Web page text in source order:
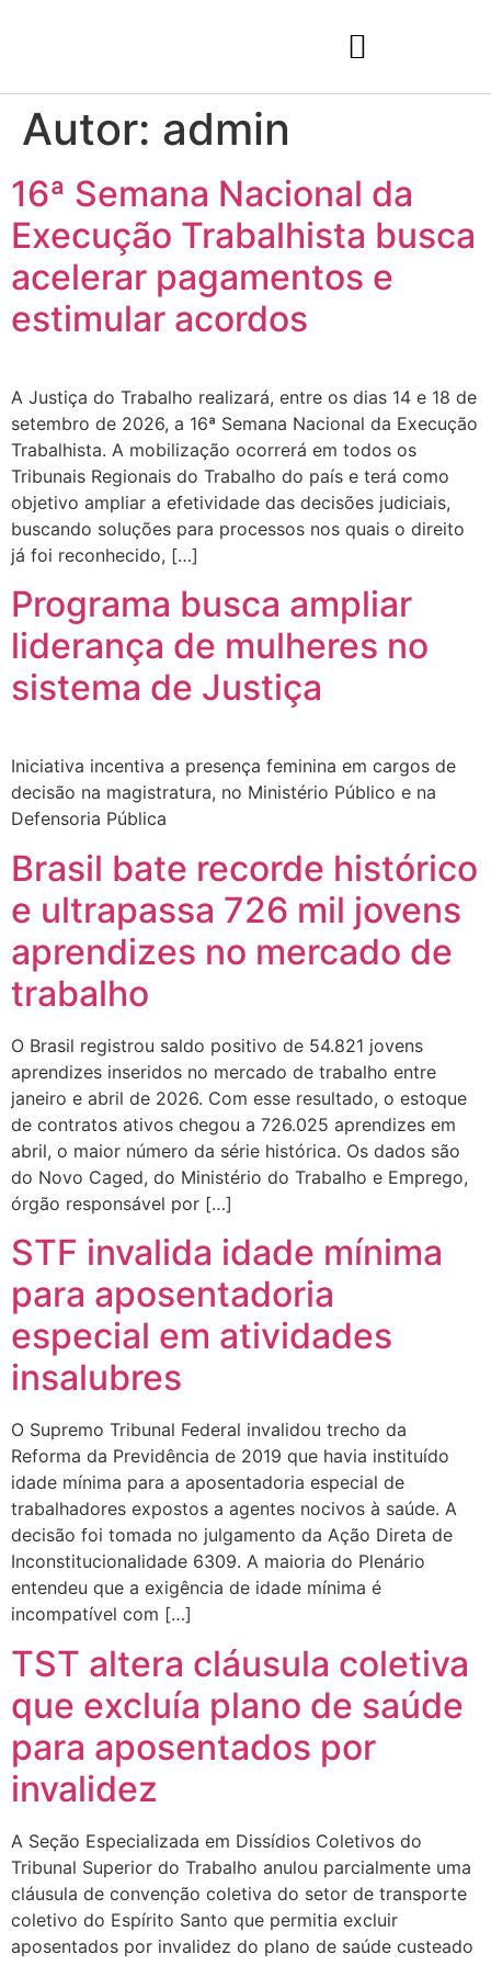
Autor: admin
16ª Semana Nacional da
Execução Trabalhista busca
acelerar pagamentos e
estimular acordos
A Justiça do Trabalho realizará, entre os dias 14 e 18 de
setembro de 2026, a 16ª Semana Nacional da Execução
Trabalhista. A mobilização ocorrerá em todos os
Tribunais Regionais do Trabalho do país e terá como
objetivo ampliar a efetividade das decisões judiciais,
buscando soluções para processos nos quais o direito
já foi reconhecido, […]
Programa busca ampliar
liderança de mulheres no
sistema de Justiça
Iniciativa incentiva a presença feminina em cargos de
decisão na magistratura, no Ministério Público e na
Defensoria Pública
Brasil bate recorde histórico
e ultrapassa 726 mil jovens
aprendizes no mercado de
trabalho
O Brasil registrou saldo positivo de 54.821 jovens
aprendizes inseridos no mercado de trabalho entre
janeiro e abril de 2026. Com esse resultado, o estoque
de contratos ativos chegou a 726.025 aprendizes em
abril, o maior número da série histórica. Os dados são
do Novo Caged, do Ministério do Trabalho e Emprego,
órgão responsável por […]
STF invalida idade mínima
para aposentadoria
especial em atividades
insalubres
O Supremo Tribunal Federal invalidou trecho da
Reforma da Previdência de 2019 que havia instituído
idade mínima para a aposentadoria especial de
trabalhadores expostos a agentes nocivos à saúde. A
decisão foi tomada no julgamento da Ação Direta de
Inconstitucionalidade 6309. A maioria do Plenário
entendeu que a exigência de idade mínima é
incompatível com […]
TST altera cláusula coletiva
que excluía plano de saúde
para aposentados por
invalidez
A Seção Especializada em Dissídios Coletivos do
Tribunal Superior do Trabalho anulou parcialmente uma
cláusula de convenção coletiva do setor de transporte
coletivo do Espírito Santo que permitia excluir
aposentados por invalidez do plano de saúde custeado